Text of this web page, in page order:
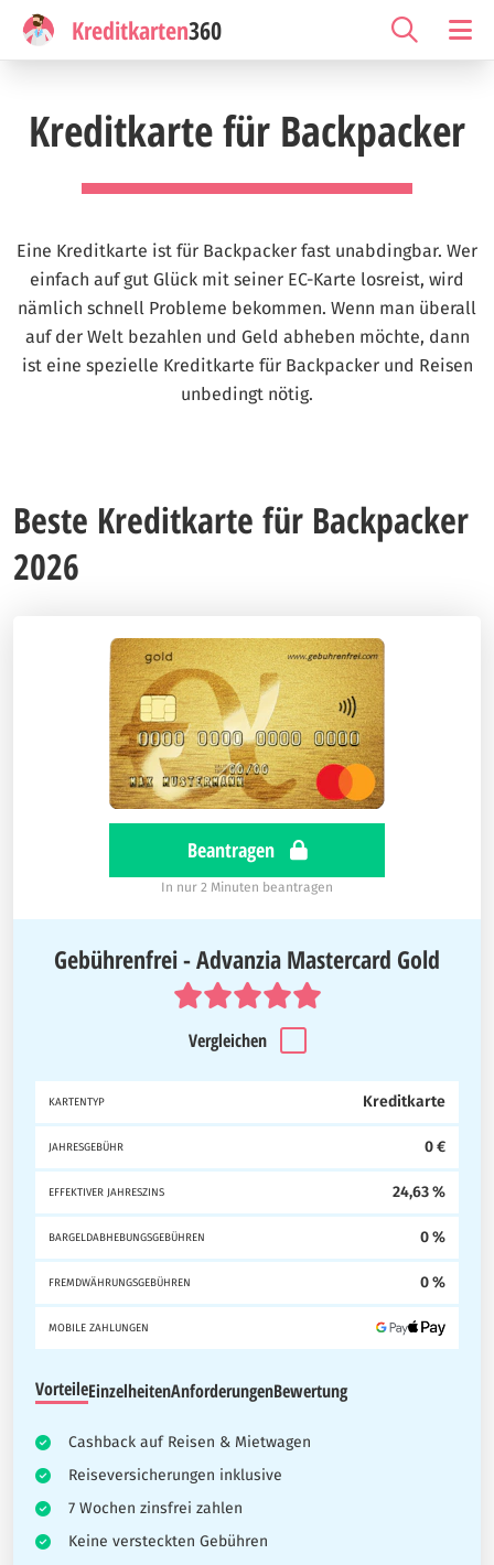
Kreditkarten360
Kreditkarte für Backpacker
Eine Kreditkarte ist für Backpacker fast unabdingbar. Wer
einfach auf gut Glück mit seiner EC-Karte losreist, wird
nämlich schnell Probleme bekommen. Wenn man überall
auf der Welt bezahlen und Geld abheben möchte, dann
ist eine spezielle Kreditkarte für Backpacker und Reisen
unbedingt nötig.
Beste Kreditkarte für Backpacker
2026
Beantragen
In nur 2 Minuten beantragen
Gebührenfrei - Advanzia Mastercard Gold
Vergleichen
KARTENTYP Kreditkarte
JAHRESGEBÜHR 0 €
EFFEKTIVER JAHRESZINS 24,63 %
BARGELDABHEBUNGSGEBÜHREN 0 %
FREMDWÄHRUNGSGEBÜHREN 0 %
MOBILE ZAHLUNGEN
VorteileEinzelheitenAnforderungenBewertung
Cashback auf Reisen & Mietwagen
Reiseversicherungen inklusive
7 Wochen zinsfrei zahlen
Keine versteckten Gebühren